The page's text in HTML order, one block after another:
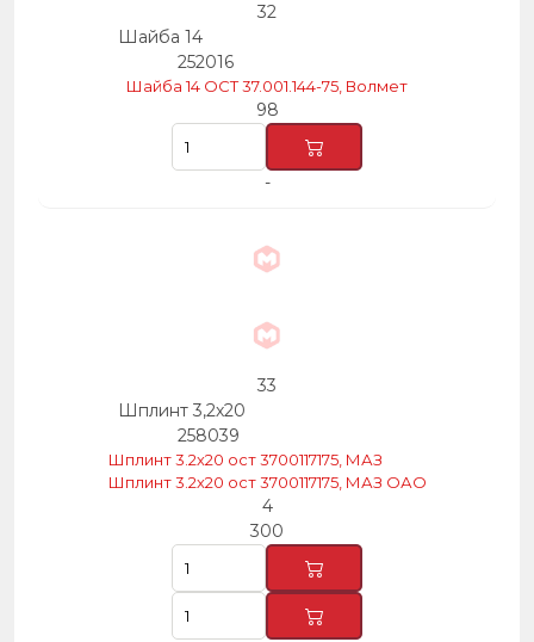
32
Шайба 14
252016
Шайба 14 ОСТ 37.001.144-75, Волмет
98
-
33
Шплинт 3,2х20
258039
Шплинт 3.2х20 ост 3700117175, МАЗ
Шплинт 3.2х20 ост 3700117175, МАЗ ОАО
4
300